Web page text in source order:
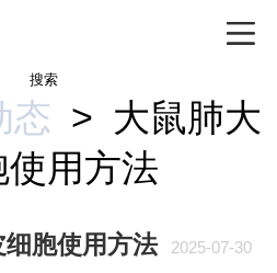
搜索
态 > 大鼠肺大
用方法
胞使用方法 2025-07-30